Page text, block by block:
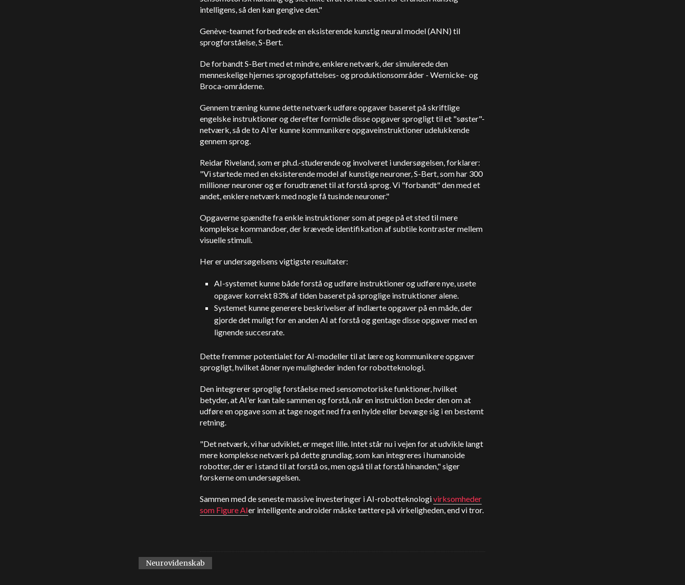
intelligens, så den kan gengive den."
Genève-teamet forbedrede en eksisterende kunstig neural model (ANN) til
sprogforståelse, S-Bert.
De forbandt S-Bert med et mindre, enklere netværk, der simulerede den
menneskelige hjernes sprogopfattelses- og produktionsområder - Wernicke- og
Broca-områderne.
Gennem træning kunne dette netværk udføre opgaver baseret på skriftlige
engelske instruktioner og derefter formidle disse opgaver sprogligt til et "søster"-
netværk, så de to AI'er kunne kommunikere opgaveinstruktioner udelukkende
gennem sprog.
Reidar Riveland, som er ph.d.-studerende og involveret i undersøgelsen, forklarer:
"Vi startede med en eksisterende model af kunstige neuroner, S-Bert, som har 300
millioner neuroner og er forudtrænet til at forstå sprog. Vi "forbandt" den med et
andet, enklere netværk med nogle få tusinde neuroner."
Opgaverne spændte fra enkle instruktioner som at pege på et sted til mere
komplekse kommandoer, der krævede identifikation af subtile kontraster mellem
visuelle stimuli.
Her er undersøgelsens vigtigste resultater:
AI-systemet kunne både forstå og udføre instruktioner og udføre nye, usete
opgaver korrekt 83% af tiden baseret på sproglige instruktioner alene.
Systemet kunne generere beskrivelser af indlærte opgaver på en måde, der
gjorde det muligt for en anden AI at forstå og gentage disse opgaver med en
lignende succesrate.
Dette fremmer potentialet for AI-modeller til at lære og kommunikere opgaver
sprogligt, hvilket åbner nye muligheder inden for robotteknologi.
Den integrerer sproglig forståelse med sensomotoriske funktioner, hvilket
betyder, at AI'er kan tale sammen og forstå, når en instruktion beder den om at
udføre en opgave som at tage noget ned fra en hylde eller bevæge sig i en bestemt
retning.
"Det netværk, vi har udviklet, er meget lille. Intet står nu i vejen for at udvikle langt
mere komplekse netværk på dette grundlag, som kan integreres i humanoide
robotter, der er i stand til at forstå os, men også til at forstå hinanden," siger
forskerne om undersøgelsen.
Sammen med de seneste massive investeringer i AI-robotteknologivirksomheder
som Figure AIer intelligente androider måske tættere på virkeligheden, end vi tror.
Neurovidenskab